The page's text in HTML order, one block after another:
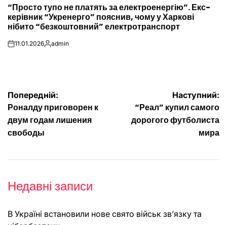
У
“Просто тупо не платять за електроенергію”. Екс-
керівник “Укренерго” пояснив, чому у Харкові
нібито “безкоштовний” електротранспорт
on11.01.2026Опубліковано
admin
Навігація
записів
Попередній:
Роналду приговорен к
двум годам лишения
свободы
Наступний:
“Реал” купил самого
дорогого футболиста
мира
Недавні записи
В Україні встановили нове свято військ зв’язку та